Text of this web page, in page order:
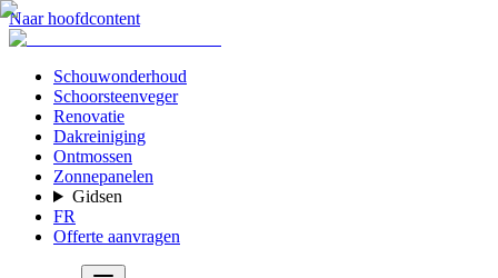
Naar hoofdcontent
Schouwonderhoud
Schoorsteenveger
Renovatie
Dakreiniging
Ontmossen
Zonnepanelen
Gidsen
FR
Offerte aanvragen